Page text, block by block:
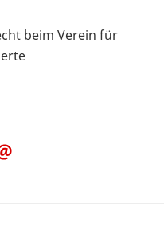
beim Verein für